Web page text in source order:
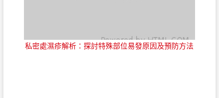
私密處濕疹解析：探討特殊部位易發原因及預防方法